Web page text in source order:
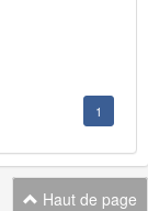
1
Haut de page